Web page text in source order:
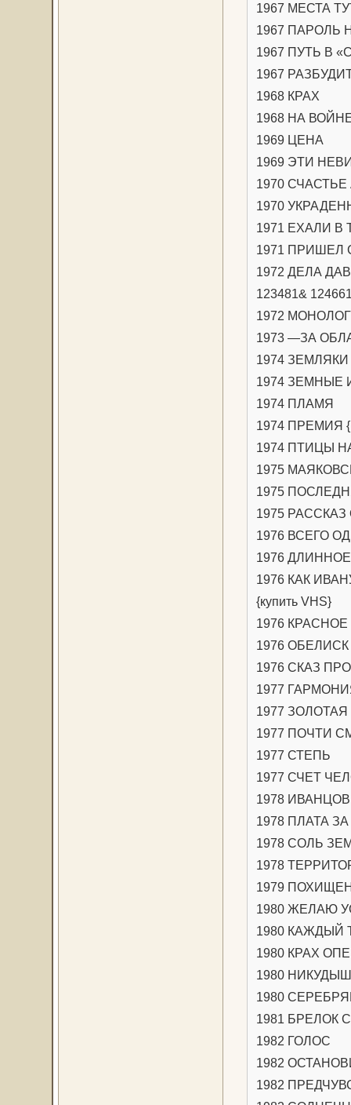
1967 МЕСТА
1967 ПАРОЛЬ
1967 ПУТЬ В
1967
1968 КРАХ
1968 НА
1969 ЦЕНА
1969 ЭТИ
1970
1970
1971 ЕХАЛИ В
1971 ПРИШЕЛ
1972 ДЕЛА
123481&
1972 МОНОЛОГ
1973 —ЗА
1974 ЗЕМЛЯКИ
1974
1974 ПЛАМЯ
1974 ПРЕМИЯ
1974 ПТИЦЫ
1975
1975
1975
1976 ВСЕГО
1976
1976 КАК
{купить VHS}
1976 КРАСНОЕ
1976 ОБЕЛИСК
1976 СКАЗ
1977
1977 ЗОЛОТАЯ
1977 ПОЧТИ
1977 СТЕПЬ
1977 СЧЕТ
1978
1978 ПЛАТА
1978 СОЛЬ
1978
1979
1980 ЖЕЛАЮ
1980 КАЖДЫЙ
1980 КРАХ
1980
1980
1981 БРЕЛОК
1982 ГОЛОС
1982
1982